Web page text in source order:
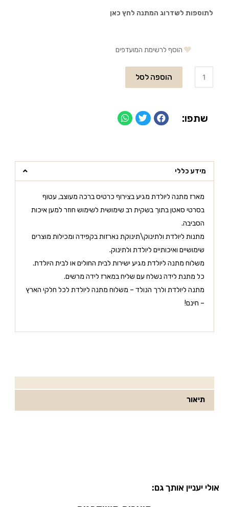
לתוספות לשדרוג המתנה לחץ כאן
הוסף לרשימת המועדפים
הוספה לסל
שתפו:
מידע כללי
מארז מתנה ליולדת מגיע בצירוף כרטיס ברכה מעוצב, עטוף
בסרטי סאטן בתוך בשקית רב שימושית לשימוש חוזר למען איכות
הסביבה.
מתנות ליולדת ולתינוק\תינוקת נארזות בקפידה ומכילות מוצרים
שימושיים ואיכותיים ליולדת ולתינוק.
משלוח מתנה ליולדת מגיע ישירות לבית החולים או לבית היולדת.
כל מתנת לידה נשלח עם שליח במארז לידה מרשים.
מתנה ליולדת ולרך הנולד – משלוח מתנה ליולדת לכל חלקי הארץ
– חינם!
תיאור
אולי יעניין אותך גם: